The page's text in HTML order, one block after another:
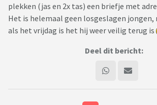
plekken (jas en 2x tas) een briefje met
Het is helemaal geen losgeslagen
als het vrijdag is het hij weer veilig terug is
Deel dit bericht: